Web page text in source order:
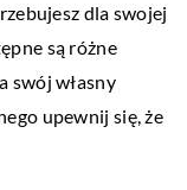
dla swojej
są różne
swój własny
upewnij się, że